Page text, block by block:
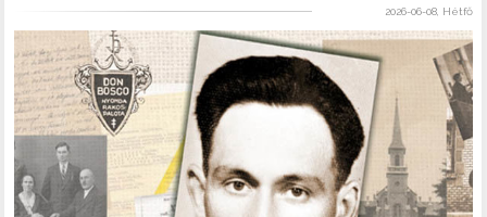
2026-06-08, Hétfő